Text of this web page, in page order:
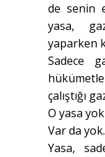
de senin
yasa,
yaparken
Sadece
çalıştığı
O yasa
Var da yok.
Yasa,